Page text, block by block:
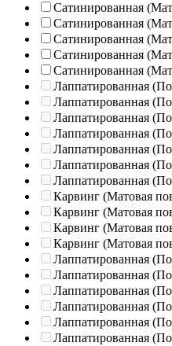
Сатинированная
Сатинированная
Сатинированная
Сатинированная
Сатинированная
Лаппатированная
Лаппатированная
Лаппатированная
Лаппатированная
Лаппатированная
Лаппатированная
Лаппатированная
Карвинг (Матовая
Карвинг (Матовая
Карвинг (Матовая
Карвинг (Матовая
Лаппатированная
Лаппатированная
Лаппатированная
Лаппатированная
Лаппатированная
Лаппатированная